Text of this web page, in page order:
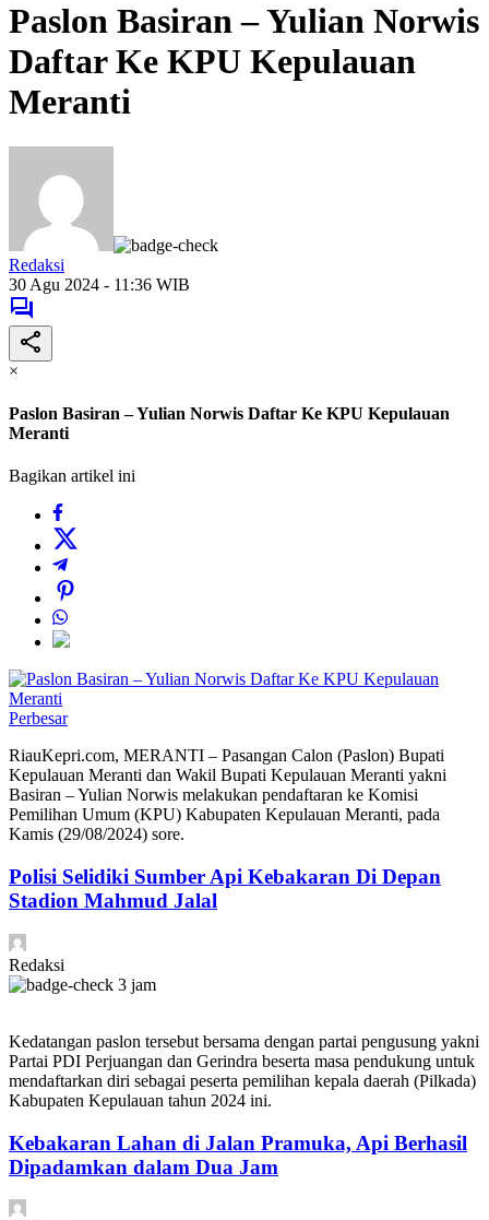
Paslon Basiran – Yulian Norwis
Daftar Ke KPU Kepulauan
Meranti
Redaksi
30 Agu 2024 - 11:36 WIB
×
Paslon Basiran – Yulian Norwis Daftar Ke KPU Kepulauan
Meranti
Bagikan artikel ini
Perbesar
RiauKepri.com, MERANTI – Pasangan Calon (Paslon) Bupati
Kepulauan Meranti dan Wakil Bupati Kepulauan Meranti yakni
Basiran – Yulian Norwis melakukan pendaftaran ke Komisi
Pemilihan Umum (KPU) Kabupaten Kepulauan Meranti, pada
Kamis (29/08/2024) sore.
Polisi Selidiki Sumber Api Kebakaran Di Depan
Stadion Mahmud Jalal
Redaksi
3 jam
Kedatangan paslon tersebut bersama dengan partai pengusung yakni
Partai PDI Perjuangan dan Gerindra beserta masa pendukung untuk
mendaftarkan diri sebagai peserta pemilihan kepala daerah (Pilkada)
Kabupaten Kepulauan tahun 2024 ini.
Kebakaran Lahan di Jalan Pramuka, Api Berhasil
Dipadamkan dalam Dua Jam